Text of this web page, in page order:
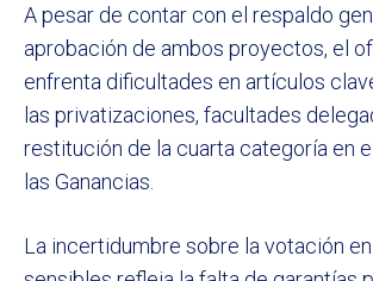
A pesar de contar con el respaldo
aprobación de ambos proyectos, el
enfrenta dificultades en artículos
las privatizaciones, facultades
restitución de la cuarta categoría en
las Ganancias.
La incertidumbre sobre la votación